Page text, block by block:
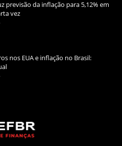
previsão da inflação para 5,12% em
vez
nos EUA e inflação no Brasil: